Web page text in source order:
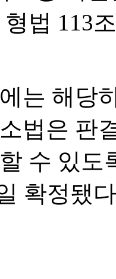
법 113
는 해당
법은 판
수 있도
확정됐